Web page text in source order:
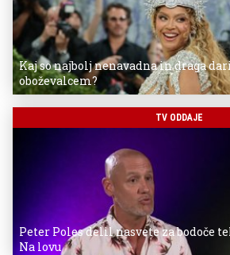
Kaj so najbolj nenavadna in draga
oboževalcem?
TV ODDAJE
Peter Poles delil nasvete za bodoče
Na lovu